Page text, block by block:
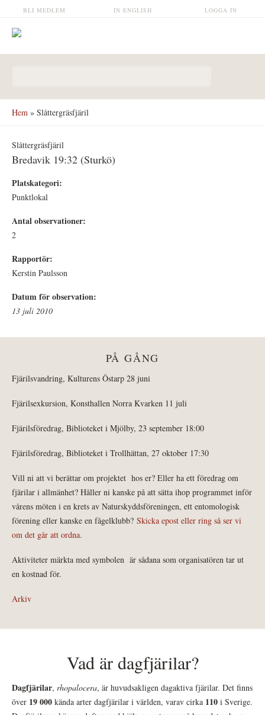
Hoppa till huvudinnehåll LOGGA IN
IN ENGLISH
BLI MEDLEM
Hem » Slåttergräsfjäril
Slåttergräsfjäril
Bredavik 19:32 (Sturkö)
Platskategori:
Punktlokal
Antal observationer:
2
Rapportör:
Kerstin Paulsson
Datum för observation:
13 juli 2010
PÅ GÅNG
Fjärilsvandring, Kulturens Östarp 28 juni
Fjärilsexkursion, Konsthallen Norra Kvarken 11 juli
Fjärilsföredrag, Biblioteket i Mjölby, 23 september 18:00
Fjärilsföredrag, Biblioteket i Trollhättan, 27 oktober 17:30
Vill ni att vi berättar om projektet hos er? Eller ha ett föredrag om
fjärilar i allmänhet? Håller ni kanske på att sätta ihop programmet inför
vårens möten i en krets av Naturskyddsföreningen, ett entomologisk
förening eller kanske en fågelklubb? Skicka epost eller ring så ser vi
om det går att ordna.
Aktiviteter märkta med symbolen är sådana som organisatören tar ut
en kostnad för.
Arkiv
Vad är dagfjärilar?
Dagfjärilar, rhopalocera, är huvudsakligen dagaktiva fjärilar. Det finns
över 19 000 kända arter dagfjärilar i världen, varav cirka 110 i Sverige.